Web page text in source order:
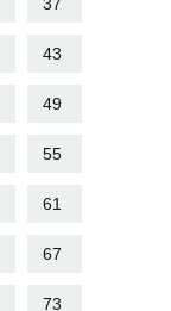
43
49
55
61
67
73